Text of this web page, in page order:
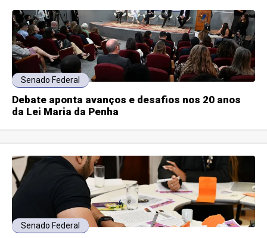
Senado Federal
Debate aponta avanços e desafios nos 20 anos
da Lei Maria da Penha
Senado Federal